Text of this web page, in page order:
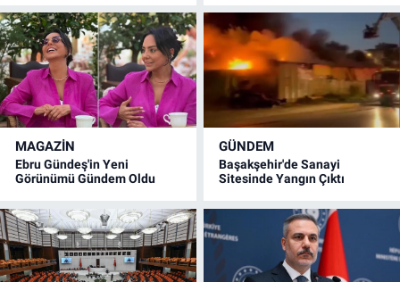
MAGAZİN
Ebru Gündeş'in Yeni
Görünümü Gündem Oldu
GÜNDEM
Başakşehir'de Sanayi
Sitesinde Yangın Çıktı